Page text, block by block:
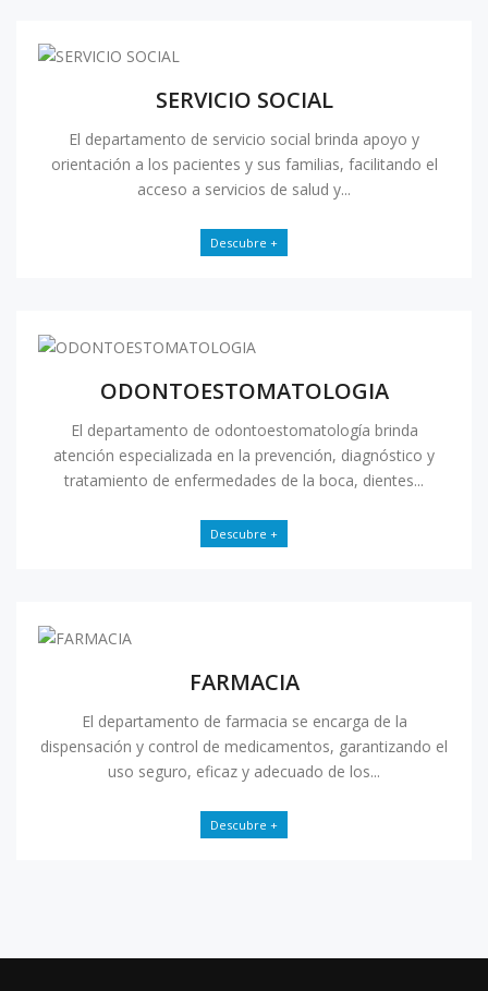
SERVICIO SOCIAL
El departamento de servicio social brinda apoyo y
orientación a los pacientes y sus familias, facilitando el
acceso a servicios de salud y...
Descubre +
ODONTOESTOMATOLOGIA
El departamento de odontoestomatología brinda
atención especializada en la prevención, diagnóstico y
tratamiento de enfermedades de la boca, dientes...
Descubre +
FARMACIA
El departamento de farmacia se encarga de la
dispensación y control de medicamentos, garantizando el
uso seguro, eficaz y adecuado de los...
Descubre +